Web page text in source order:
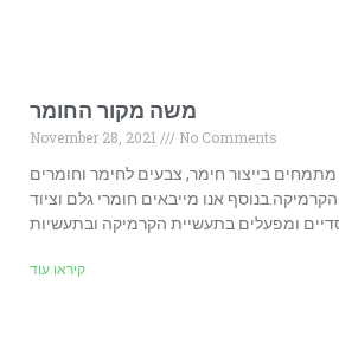
משה מקור החומר
November 28, 2021
No Comments
בייצור חימר, צבעים לחימר וחומרים
אנו מייבאים חומרי גלם וציוד
ומפעלים בתעשיית הקרמיקה ובתעשיות
קיראו עוד